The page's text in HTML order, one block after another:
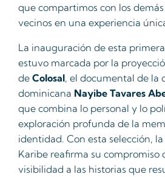
que compartimos con los demás
vecinos en una experiencia
La inauguración de esta
estuvo marcada por la
de Colosal, el documental de la
dominicana Nayibe Tavares
que combina lo personal y lo
exploración profunda de la
identidad. Con esta selección,
Karibe reafirma su compromiso
visibilidad a las historias que